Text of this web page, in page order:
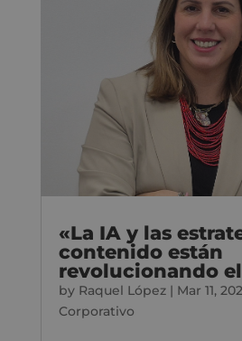
«La IA y las
contenido están
revolucionando
by Raquel López| Mar 11,
Corporativo